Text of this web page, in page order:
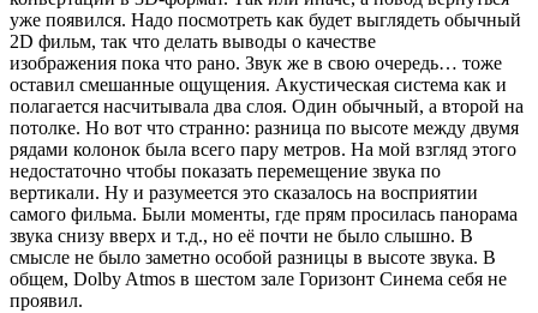
уже появился. Надо посмотреть как будет выглядеть обычный
2D фильм, так что делать выводы о качестве
изображения пока что рано. Звук же в свою очередь… тоже
оставил смешанные ощущения. Акустическая система как и
полагается насчитывала два слоя. Один обычный, а второй на
потолке. Но вот что странно: разница по высоте между двумя
рядами колонок была всего пару метров. На мой взгляд этого
недостаточно чтобы показать перемещение звука по
вертикали. Ну и разумеется это сказалось на восприятии
самого фильма. Были моменты, где прям просилась панорама
звука снизу вверх и т.д., но её почти не было слышно. В
смысле не было заметно особой разницы в высоте звука. В
общем, Dolby Atmos в шестом зале Горизонт Синема себя не
проявил.